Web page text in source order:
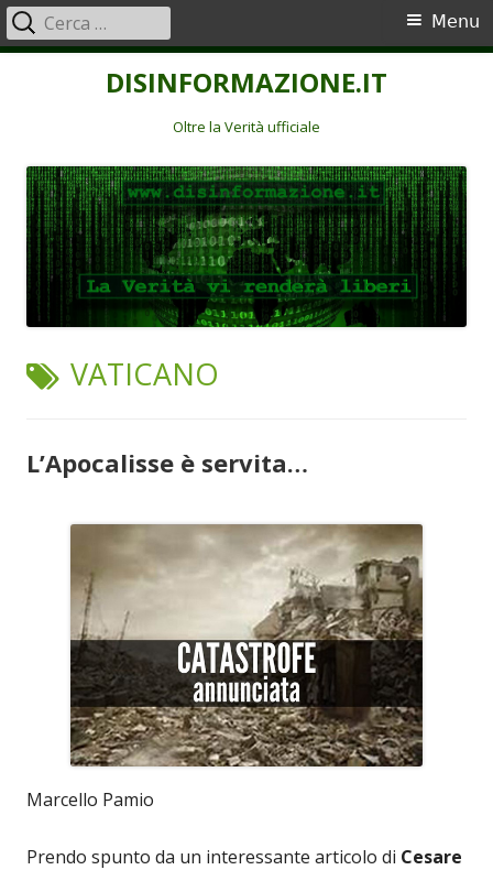
DISINFORMAZIONE.IT
Oltre la Verità ufficiale
Menu
principale
Menu
Ricerca
per:
TAG:
VATICANO
L’Apocalisse è servita…
Marcello Pamio
Prendo spunto da un interessante articolo di Cesare